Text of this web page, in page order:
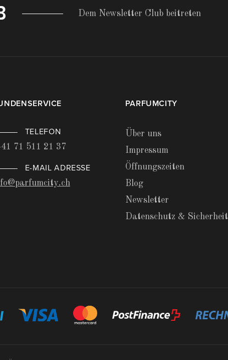
Dem Newsletter Club beitreten
TELEFON
71 511 21 37
E-MAIL ADRESSE
PARFUMCITY
Über uns
Impressum
Öffnungszeiten
Blog
Newsletter
Datenschutz & Sicherheit